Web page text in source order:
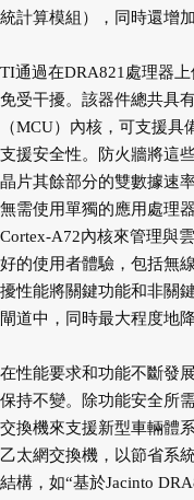
統計算模組），同時還增
TI通過在DRA821處理器
免受干擾。該器件總共具
（MCU）內核，可支援
支援安全性。防火牆將這
晶片其餘部分的雙數據速
無需使用單獨的應用處理
Cortex-A72內核來管理與
好的使用者體驗，包括無
擾性能將關鍵功能和非關
閘道中，同時最大程度地
在性能要求和功能不斷發
保持不變。除功能安全所
交換機來支援新型車輛體
乙太網交換機，以節省系
結構，如“基於Jacinto